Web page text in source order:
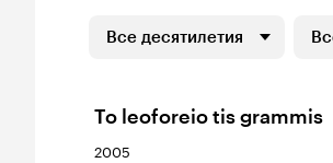
Все десятилетия
To leoforeio tis grammis
2005